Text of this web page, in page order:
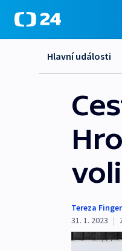
Hlavní události
Tereza
31. 1. 2023 |